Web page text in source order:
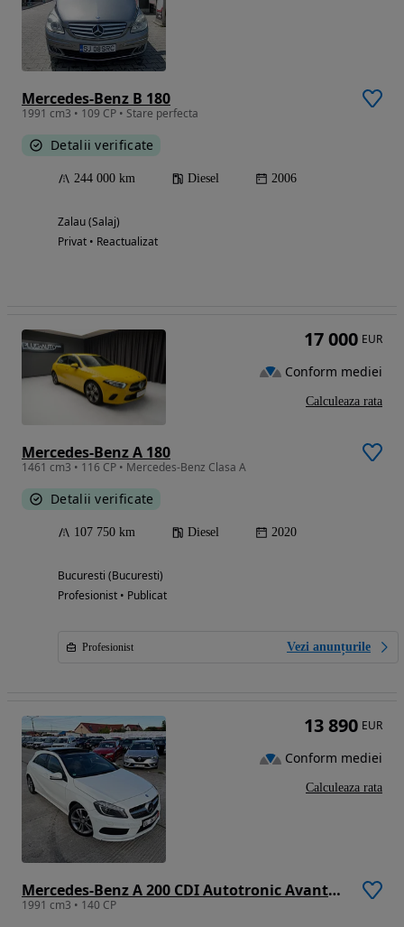
Mercedes-Benz B 180
1991 cm3 • 109 CP • Stare perfecta
Detalii verificate
244 000 km Diesel 2006
Zalau (Salaj)
Privat • Reactualizat
Mercedes-Benz A 180
1461 cm3 • 116 CP • Mercedes-Benz Clasa A
Detalii verificate
107 750 km Diesel 2020
Bucuresti (Bucuresti)
Profesionist • Publicat
Profesionist Vezi anunțurile
17 000 EUR
Conform mediei
Calculeaza rata
Mercedes-Benz A 200 CDI Autotronic Avantgarde Special Edition
1991 cm3 • 140 CP
13 890 EUR
Conform mediei
Calculeaza rata